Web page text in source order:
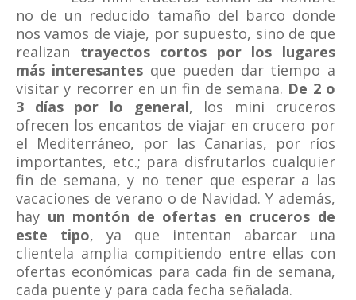
no de un reducido tamaño del barco donde
nos vamos de viaje, por supuesto, sino de que
realizan trayectos cortos por los lugares
más interesantes que pueden dar tiempo a
visitar y recorrer en un fin de semana. De 2 o
3 días por lo general, los mini cruceros
ofrecen los encantos de viajar en crucero por
el Mediterráneo, por las Canarias, por ríos
importantes, etc.; para disfrutarlos cualquier
fin de semana, y no tener que esperar a las
vacaciones de verano o de Navidad. Y además,
hay un montón de ofertas en cruceros de
este tipo, ya que intentan abarcar una
clientela amplia compitiendo entre ellas con
ofertas económicas para cada fin de semana,
cada puente y para cada fecha señalada.